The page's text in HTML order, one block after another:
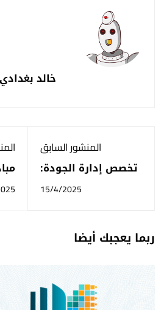
خالد بغدادي
المنشور السابق
تخصص إدارة الجودة:
دليل شامل للدراسة
والفرص الوظيفية
15/4/2025
ربما يعجبك أيضا